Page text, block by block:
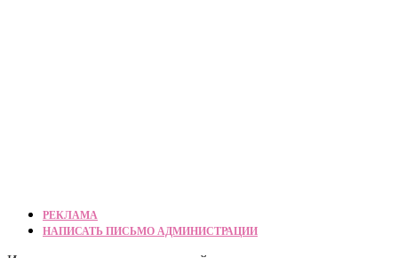
РЕКЛАМА
НАПИСАТЬ ПИСЬМО АДМИНИСТРАЦИИ